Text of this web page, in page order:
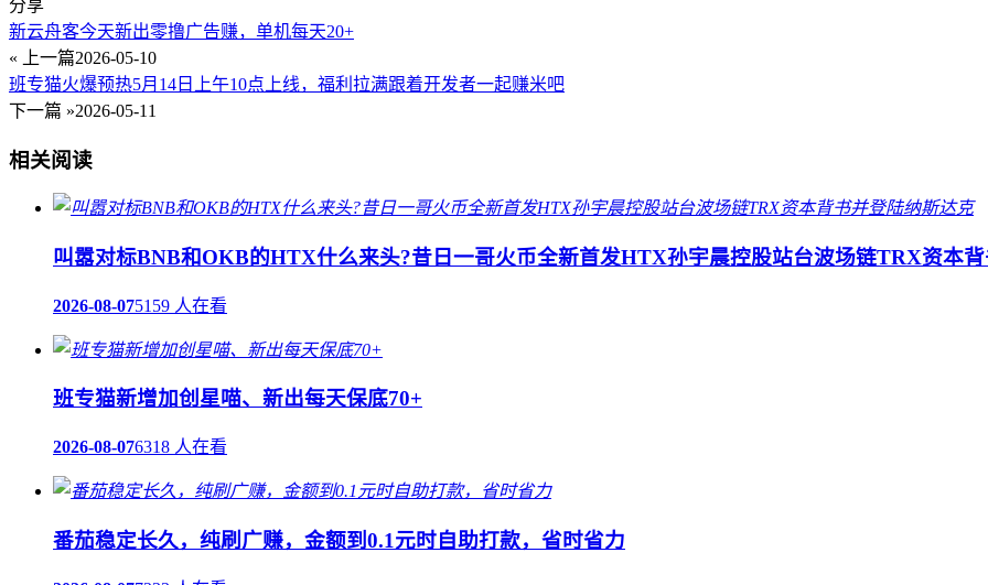
分享
新云舟客今天新出零撸广告赚，单机每天20+
« 上一篇2026-05-10
班专猫火爆预热5月14日上午10点上线，福利拉满跟着开发者一起赚米吧
下一篇 »2026-05-11
相关阅读
叫嚣对标BNB和OKB的HTX什么来头?昔日一哥火币全新首发HTX孙宇晨控股站台波场链TRX资本
2026-08-075159 人在看
班专猫新增加创星喵、新出每天保底70+
2026-08-076318 人在看
番茄稳定长久，纯刷广赚，金额到0.1元时自助打款，省时省力